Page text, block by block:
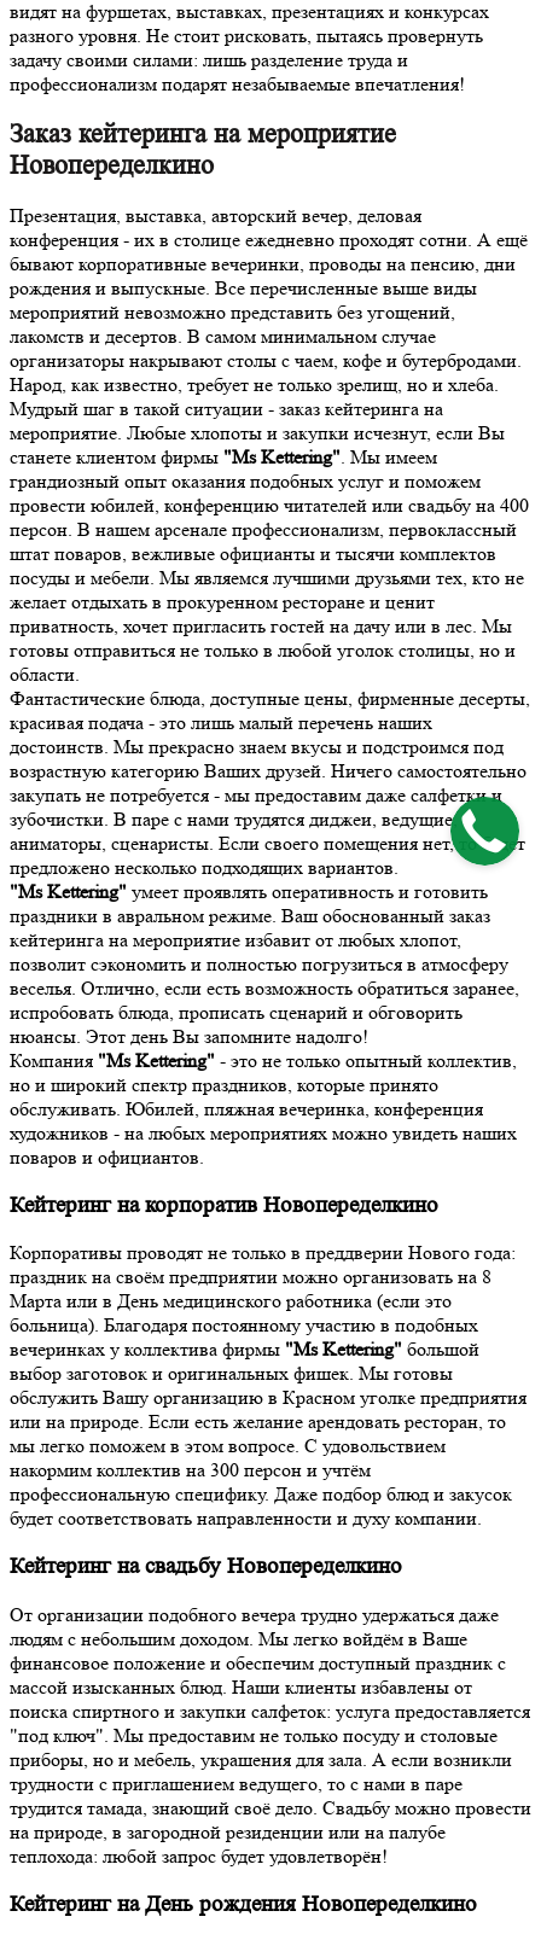
видят на фуршетах, выставках, презентациях и конкурсах
разного уровня. Не стоит рисковать, пытаясь провернуть
задачу своими силами: лишь разделение труда и
профессионализм подарят незабываемые впечатления!
Заказ кейтеринга на мероприятие
Новопеределкино
Презентация, выставка, авторский вечер, деловая
конференция - их в столице ежедневно проходят сотни. А ещё
бывают корпоративные вечеринки, проводы на пенсию, дни
рождения и выпускные. Все перечисленные выше виды
мероприятий невозможно представить без угощений,
лакомств и десертов. В самом минимальном случае
организаторы накрывают столы с чаем, кофе и бутербродами.
Народ, как известно, требует не только зрелищ, но и хлеба.
Мудрый шаг в такой ситуации - заказ кейтеринга на
мероприятие. Любые хлопоты и закупки исчезнут, если Вы
станете клиентом фирмы "Ms Kettering". Мы имеем
грандиозный опыт оказания подобных услуг и поможем
провести юбилей, конференцию читателей или свадьбу на 400
персон. В нашем арсенале профессионализм, первоклассный
штат поваров, вежливые официанты и тысячи комплектов
посуды и мебели. Мы являемся лучшими друзьями тех, кто не
желает отдыхать в прокуренном ресторане и ценит
приватность, хочет пригласить гостей на дачу или в лес. Мы
готовы отправиться не только в любой уголок столицы, но и
области.
Фантастические блюда, доступные цены, фирменные десерты,
красивая подача - это лишь малый перечень наших
достоинств. Мы прекрасно знаем вкусы и подстроимся под
возрастную категорию Ваших друзей. Ничего самостоятельно
закупать не потребуется - мы предоставим даже салфетки и
зубочистки. В паре с нами трудятся диджеи, ведущие,
аниматоры, сценаристы. Если своего помещения нет, то будет
предложено несколько подходящих вариантов.
"Ms Kettering" умеет проявлять оперативность и готовить
праздники в авральном режиме. Ваш обоснованный заказ
кейтеринга на мероприятие избавит от любых хлопот,
позволит сэкономить и полностью погрузиться в атмосферу
веселья. Отлично, если есть возможность обратиться заранее,
испробовать блюда, прописать сценарий и обговорить
нюансы. Этот день Вы запомните надолго!
Компания "Ms Kettering" - это не только опытный коллектив,
но и широкий спектр праздников, которые принято
обслуживать. Юбилей, пляжная вечеринка, конференция
художников - на любых мероприятиях можно увидеть наших
поваров и официантов.
Кейтеринг на корпоратив Новопеределкино
Корпоративы проводят не только в преддверии Нового года:
праздник на своём предприятии можно организовать на 8
Марта или в День медицинского работника (если это
больница). Благодаря постоянному участию в подобных
вечеринках у коллектива фирмы "Ms Kettering" большой
выбор заготовок и оригинальных фишек. Мы готовы
обслужить Вашу организацию в Красном уголке предприятия
или на природе. Если есть желание арендовать ресторан, то
мы легко поможем в этом вопросе. С удовольствием
накормим коллектив на 300 персон и учтём
профессиональную специфику. Даже подбор блюд и закусок
будет соответствовать направленности и духу компании.
Кейтеринг на свадьбу Новопеределкино
От организации подобного вечера трудно удержаться даже
людям с небольшим доходом. Мы легко войдём в Ваше
финансовое положение и обеспечим доступный праздник с
массой изысканных блюд. Наши клиенты избавлены от
поиска спиртного и закупки салфеток: услуга предоставляется
"под ключ". Мы предоставим не только посуду и столовые
приборы, но и мебель, украшения для зала. А если возникли
трудности с приглашением ведущего, то с нами в паре
трудится тамада, знающий своё дело. Свадьбу можно провести
на природе, в загородной резиденции или на палубе
теплохода: любой запрос будет удовлетворён!
Кейтеринг на День рождения Новопеределкино